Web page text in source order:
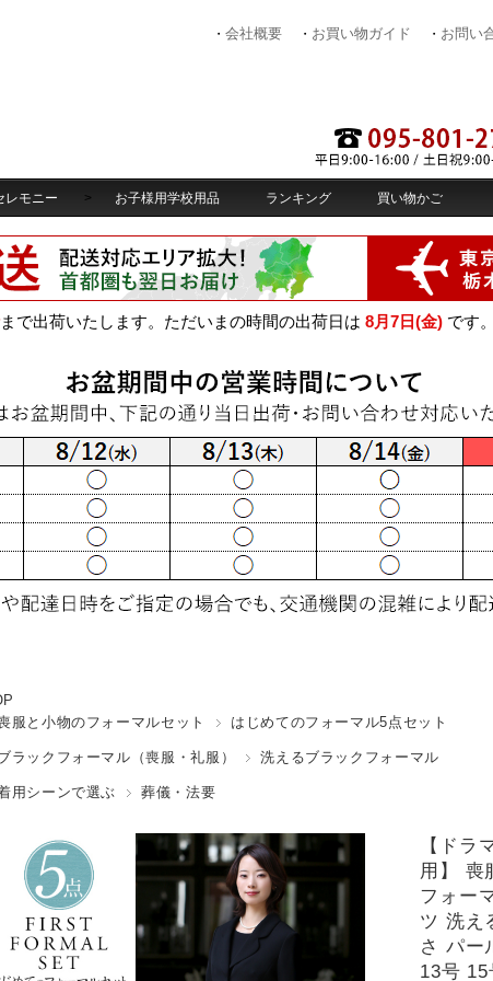
服と小物のフォーマルセット
はじめてのフォーマル5点セット
ラックフォーマル（喪服・礼服） 洗えるブラックフォーマル
用シーンで選ぶ 葬儀・法要
【ドラ
用】 喪
フォー
ツ 洗え
さ パー
13号